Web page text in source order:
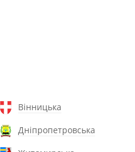
Вінницька
Дніпропетровська